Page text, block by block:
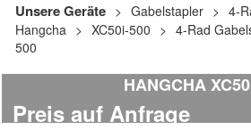
Unsere Geräte Gabelstapler
4-
Hangcha
XC50i-500
4-Rad
500
HANGCHA
Preis auf Anfrage